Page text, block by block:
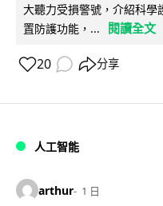
大聽力受損警號，介紹科
置防護功能，...
閱讀全文
20 分享
人工智能
arthur 1 日